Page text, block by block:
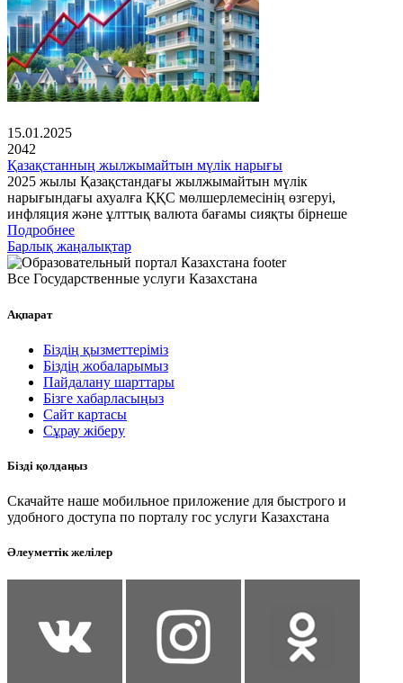
15.01.2025
2042
Қазақстанның жылжымайтын мүлік нарығы
2025 жылы Қазақстандағы жылжымайтын мүлік
нарығындағы ахуалға ҚҚС мөлшерлемесінің өзгеруі,
инфляция және ұлттық валюта бағамы сияқты бірнеше
Подробнее
Барлық жаңалықтар
Все Государственные услуги Казахстана
Ақпарат
Біздің қызметтеріміз
Біздің жобаларымыз
Пайдалану шарттары
Бізге хабарласыңыз
Сайт картасы
Сұрау жіберу
Бізді қолдаңыз
Скачайте наше мобильное приложение для быстрого и
удобного доступа по порталу гос услуги Казахстана
Әлеуметтік желілер